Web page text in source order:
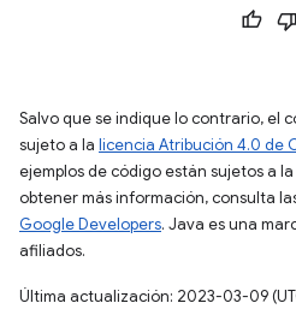
Salvo que se indique lo contrario, el
sujeto a la licencia Atribución 4.0 de
ejemplos de código están sujetos a la
obtener más información, consulta
Google Developers. Java es una
afiliados.
Última actualización: 2023-03-09